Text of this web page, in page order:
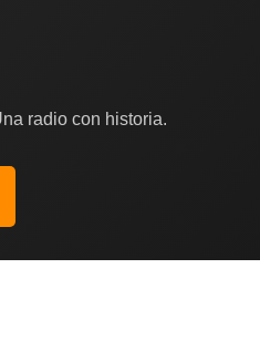
radio con historia.